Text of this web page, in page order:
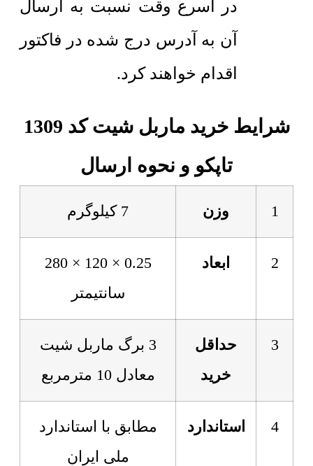
در اسرع وقت نسبت به ارسال
آن به آدرس درج شده در فاکتور
اقدام خواهند کرد.
شرایط خرید ماربل شیت کد 1309
تاپکو و نحوه ارسال
1 وزن 7 کیلوگرم
2 ابعاد
0.25 × 120 × 280
سانتیمتر
3
حداقل
خرید
3 برگ ماربل شیت
معادل 10 مترمربع
4 استاندارد
مطابق با استاندارد
ملی ایران